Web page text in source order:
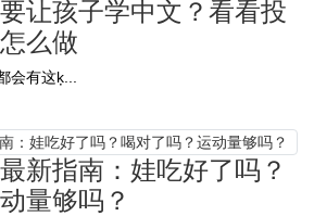
让孩子学中文？看看投
么做
会有这ķ...
新指南：娃吃好了吗？
量够吗？